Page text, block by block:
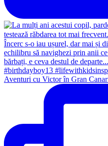
Aventuri cu Victor în Gran